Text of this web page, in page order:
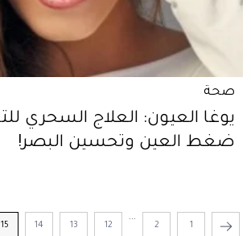
صحة
يوغا العيون: العلاج السحري
ضغط العين وتحسين البصر!
1
2
...
12
13
14
15